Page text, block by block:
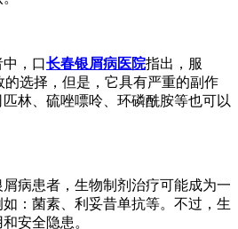
，口长春银屑病医院指出，服
选择，但是，它具有严重的副作
林、硫唑嘌呤、环磷酰胺等也可以
病患者，生物制剂治疗可能成为一
：菌素、利妥昔单抗等。不过，生
安全隐患。